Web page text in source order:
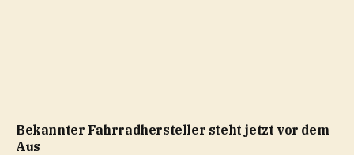
Bekannter Fahrradhersteller steht jetzt vor dem
Aus